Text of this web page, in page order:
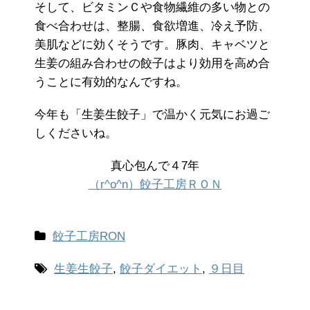
そして、ビタミンＣや食物繊維の多い物との
食べ合わせは、整腸、食欲増進、冷え予防、
美肌などに効くそうです。豚肉、キャベツと
生姜の組み合わせの餃子はより効用を高め合
うことに有効的なんですね。
今年も「生姜生餃子」で温かく元気にお過ご
しくださいね。
真心包んで４7年
（r^o^n）餃子工房ＲＯＮ
餃子工房RON
生姜生餃子, 餃子ダイエット , ９日目